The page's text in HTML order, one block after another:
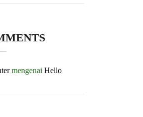
mengenai Hello